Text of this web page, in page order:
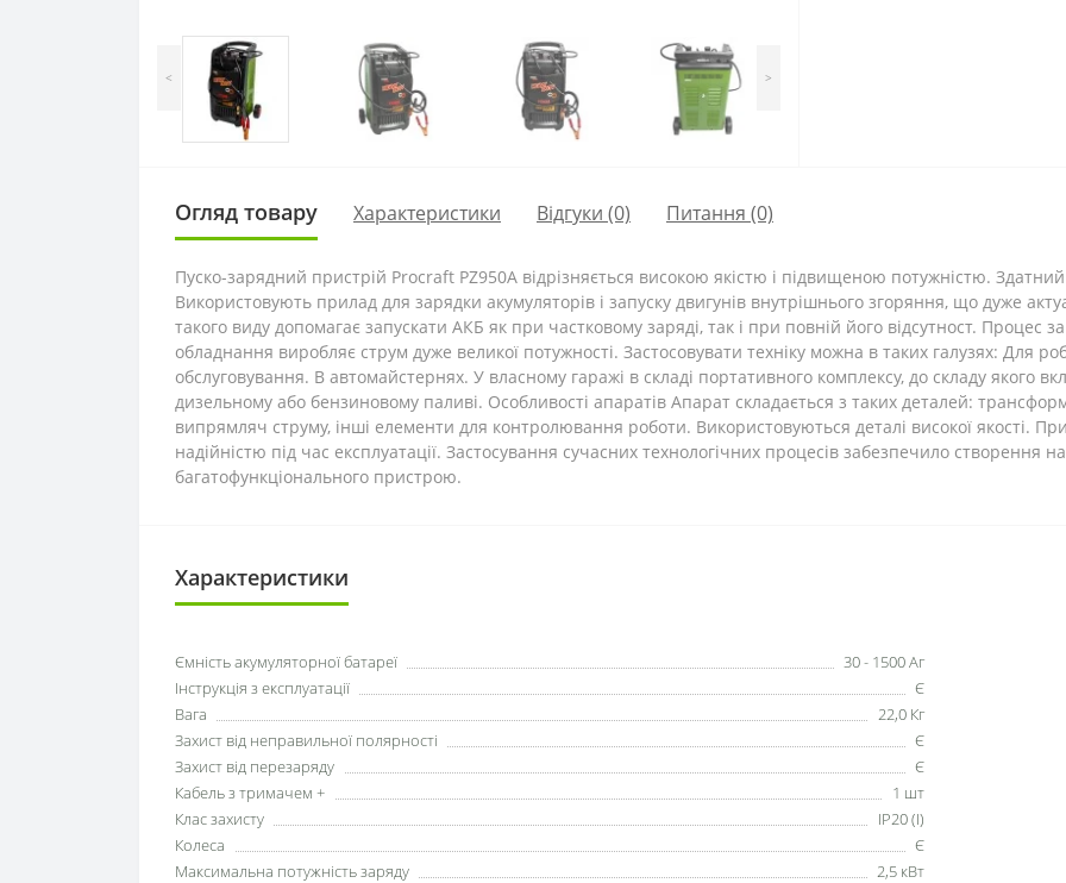
< >
Огляд товару Характеристики Відгуки (0) Питання (0)
Пуско-зарядний пристрій Procraft PZ950A відрізняється високою якістю і підвищеною потужністю.
Використовують прилад для зарядки акумуляторів і запуску двигунів внутрішнього згоряння, що дуже
такого виду допомагає запускати АКБ як при частковому заряді, так і при повній його відсутност. Процес
обладнання виробляє струм дуже великої потужності. Застосовувати техніку можна в таких галузях: Для
обслуговування. В автомайстернях. У власному гаражі в складі портативного комплексу, до складу якого
дизельному або бензиновому паливі. Особливості апаратів Апарат складається з таких деталей:
випрямляч струму, інші елементи для контролювання роботи. Використовуються деталі високої якості.
надійністю під час експлуатації. Застосування сучасних технологічних процесів забезпечило створення
багатофункціонального пристрою.
Характеристики
Ємність акумуляторної батареї
30 - 1500 Аг
Інструкція з експлуатації
Є
Вага
22,0 Кг
Захист від неправильної полярності
Є
Захист від перезаряду
Є
Кабель з тримачем +
1 шт
Клас захисту
IP20 (I)
Колеса
Є
Максимальна потужність заряду
2,5 кВт